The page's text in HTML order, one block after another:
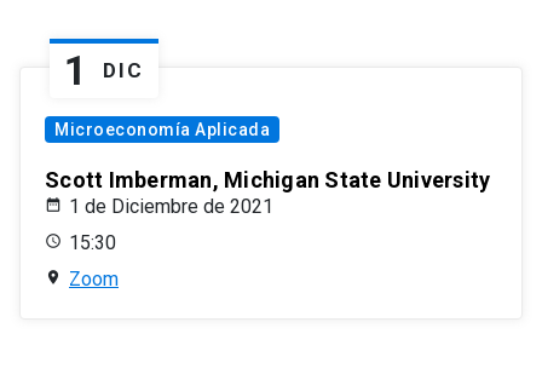
1 DIC
Microeconomía Aplicada
Scott Imberman, Michigan State University
1 de Diciembre de 2021
15:30
Zoom